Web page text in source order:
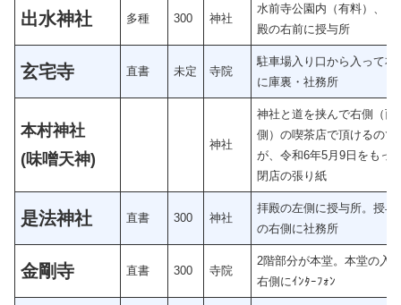
出水神社 多種 300 神社
水前寺公園内（有料）、
殿の右前に授与所
玄宅寺 直書 未定 寺院
駐車場入り口から入って右
に庫裏・社務所
本村神社
(味噌天神)
神社
神社と道を挟んで右側（西
側）の喫茶店で頂けるので
が、令和6年5月9日をもっ
閉店の張り紙
是法神社 直書 300 神社
拝殿の左側に授与所。授与
の右側に社務所
金剛寺 直書 300 寺院
2階部分が本堂。本堂の入
右側にｲﾝﾀｰﾌｫﾝ